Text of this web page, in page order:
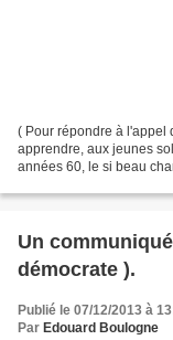
( Pour répondre à l'appel
apprendre, aux jeunes
années 60, le si beau
Un
démocrate ).
Publié le 07/12/2013 à
Par Edouard Boulogne